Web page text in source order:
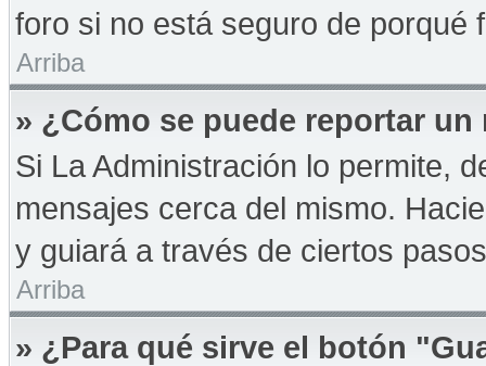
foro si no está seguro de porqué
Arriba
» ¿Cómo se puede reportar
Si La Administración lo permite,
mensajes cerca del mismo.
y guiará a través de ciertos
Arriba
» ¿Para qué sirve el botón